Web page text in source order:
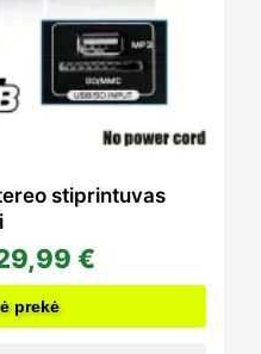
stiprintuvas
€
prekė